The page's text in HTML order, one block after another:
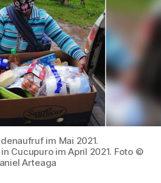
im Mai 2021.
Cucupuro im April 2021. Foto ©
Arteaga